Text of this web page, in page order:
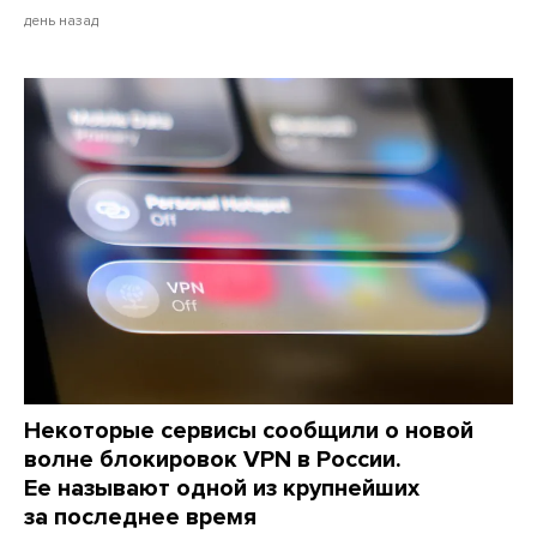
день назад
Некоторые сервисы сообщили о новой
волне блокировок VPN в России.
Ее называют одной из крупнейших
за последнее время